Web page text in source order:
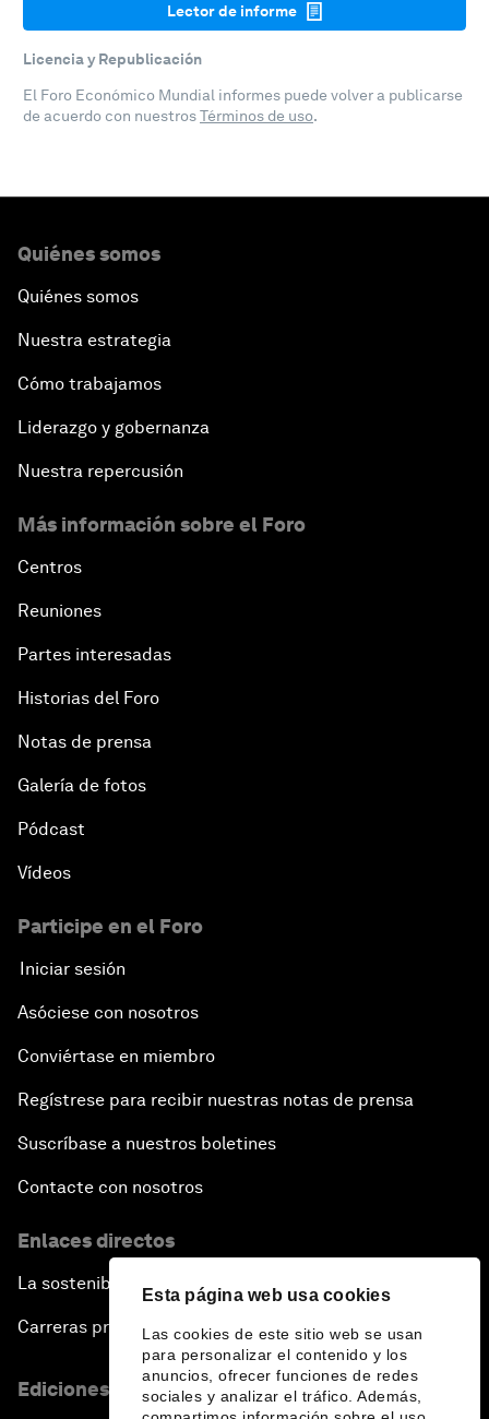
Esta página web usa cookies
Las cookies de este sitio web se usan
para personalizar el contenido y los
anuncios, ofrecer funciones de redes
sociales y analizar el tráfico. Además,
Lector de informe
Licencia y Republicación
El Foro Económico Mundial informes puede volver a publicarse
de acuerdo con nuestrosTérminos de uso.
Quiénes somos
Quiénes somos
Nuestra estrategia
Cómo trabajamos
Liderazgo y gobernanza
Nuestra repercusión
Más información sobre el Foro
Centros
Reuniones
Partes interesadas
Historias del Foro
Notas de prensa
Galería de fotos
Pódcast
Vídeos
Participe en el Foro
Iniciar sesión
Asóciese con nosotros
Conviértase en miembro
Regístrese para recibir nuestras notas de prensa
Suscríbase a nuestros boletines
Contacte con nosotros
Enlaces directos
La sostenibilidad en el Foro
Carreras profesionales
Ediciones en otros idiomas